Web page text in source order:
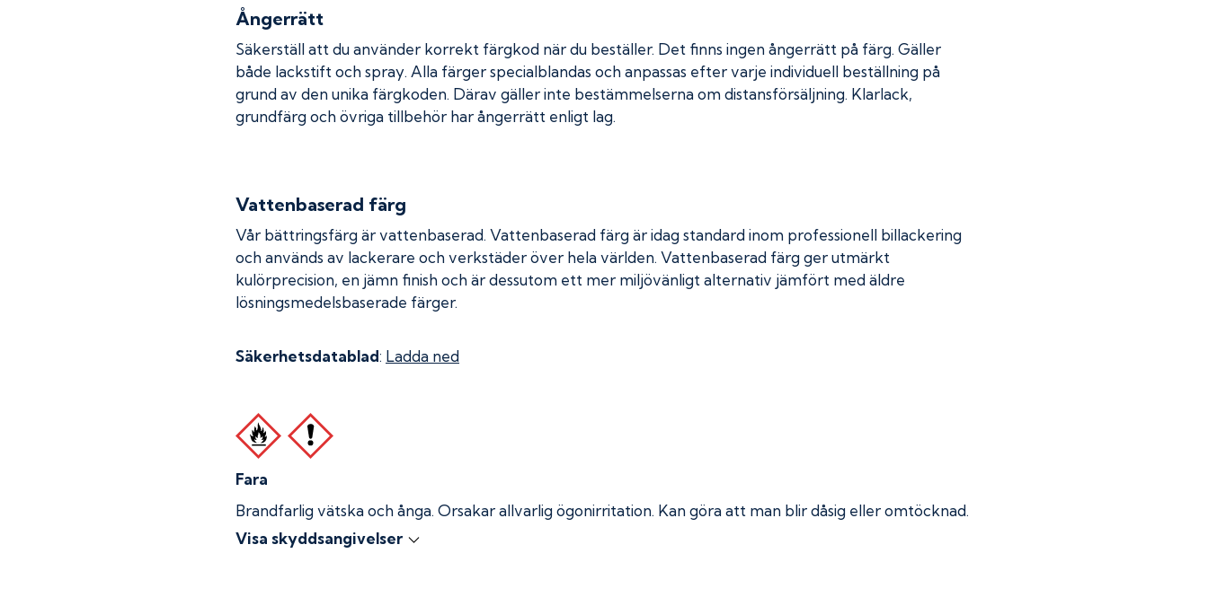
Ångerrätt
Säkerställ att du använder korrekt färgkod när du beställer. Det finns ingen ångerrätt på färg. Gäller
både lackstift och spray. Alla färger specialblandas och anpassas efter varje individuell beställning på
grund av den unika färgkoden. Därav gäller inte bestämmelserna om distansförsäljning. Klarlack,
grundfärg och övriga tillbehör har ångerrätt enligt lag.
Vattenbaserad färg
Vår bättringsfärg är vattenbaserad. Vattenbaserad färg är idag standard inom professionell billackering
och används av lackerare och verkstäder över hela världen. Vattenbaserad färg ger utmärkt
kulörprecision, en jämn finish och är dessutom ett mer miljövänligt alternativ jämfört med äldre
lösningsmedelsbaserade färger.
Säkerhetsdatablad: Ladda ned
Fara
Brandfarlig vätska och ånga. Orsakar allvarlig ögonirritation. Kan göra att man blir dåsig eller omtöcknad.
Visa skyddsangivelser